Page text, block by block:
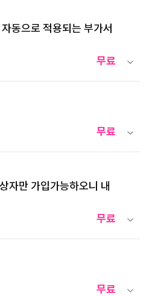
동으로 적용되는 부가서
무료
무료
자만 가입가능하오니 내
무료
무료